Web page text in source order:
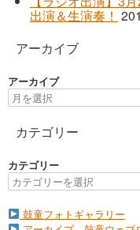
出演＆生演奏！
アーカイブ
アーカイブ
カテゴリー
カテゴリー
鼓童フォトギャラリー